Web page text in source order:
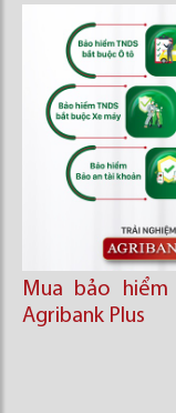
Mua bảo
Agribank Plus